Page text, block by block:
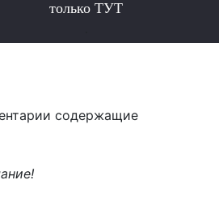
только ТУТ
содержащие